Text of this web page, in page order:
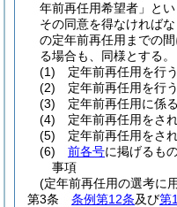
年前再任用希望者」と
その同意を得なければな
の定年前再任用までの
る場合も、同様とする。
(1)
定年前再任用を行
(2)
定年前再任用を行
(3)
定年前再任用に係
(4)
定年前再任用をさ
(5)
定年前再任用をさ
(6)
前各号に掲げるも
事項
(定年前再任用の選考に
第3条
条例第12条及び第